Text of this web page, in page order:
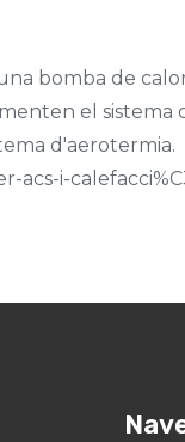
bomba de
el sistema
d'aerotermia.
acs-i-